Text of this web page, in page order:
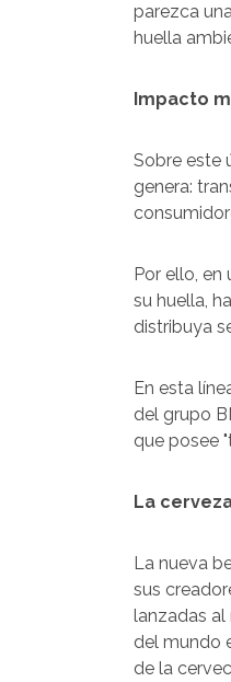
parezca
huella
Impacto
Sobre este
genera:
Por ello,
su huella,
distribuya
En esta
del grupo
que posee
La
La nueva
sus
lanzadas
del mundo
de la